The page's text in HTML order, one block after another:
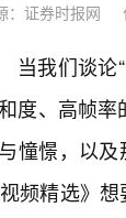
：证券时报网
当我们谈论
度、高帧率
憧憬，以
频精选》